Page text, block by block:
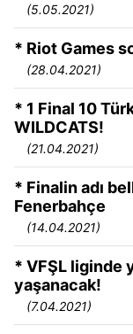
(5.05.2021)
* Riot Games
(28.04.2021)
* 1 Final 10
WILDCATS!
(21.04.2021)
* Finalin adı
Fenerbahçe
(14.04.2021)
* VFŞL liginde
yaşanacak!
(7.04.2021)